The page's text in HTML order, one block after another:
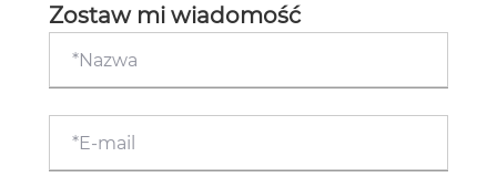
Zostaw mi wiadomość